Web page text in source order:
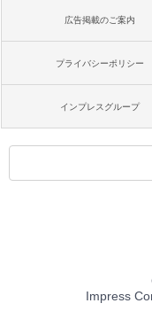
広告掲載のご案内
プライバシーポリシー
インプレスグループ
Impress